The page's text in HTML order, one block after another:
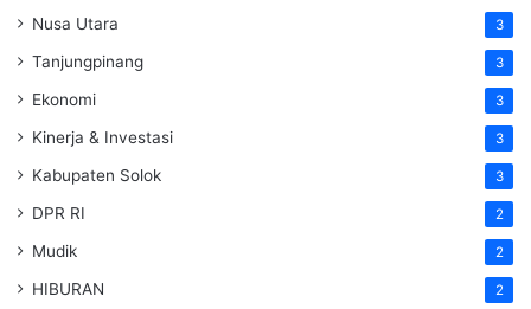
Nusa Utara 3
Tanjungpinang 3
Ekonomi 3
Kinerja & Investasi 3
Kabupaten Solok 3
DPR RI 2
Mudik 2
HIBURAN 2